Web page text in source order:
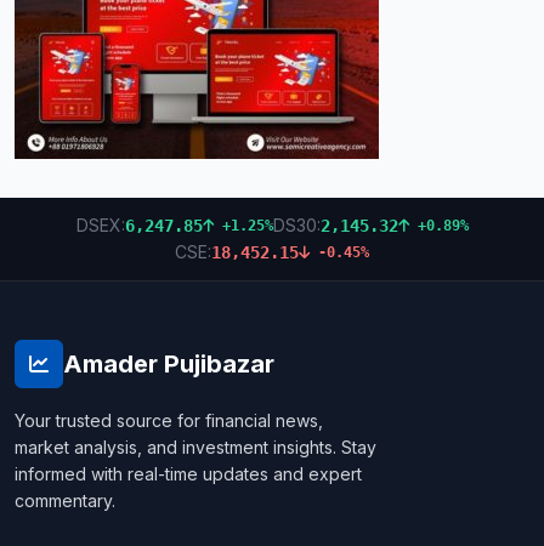
DSEX:6,247.85 +1.25%DS30:2,145.32 +0.89%
CSE:18,452.15 -0.45%
Amader Pujibazar
Your trusted source for financial news,
market analysis, and investment insights. Stay
informed with real-time updates and expert
commentary.